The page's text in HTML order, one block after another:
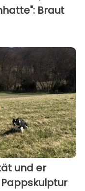
Braut
und er